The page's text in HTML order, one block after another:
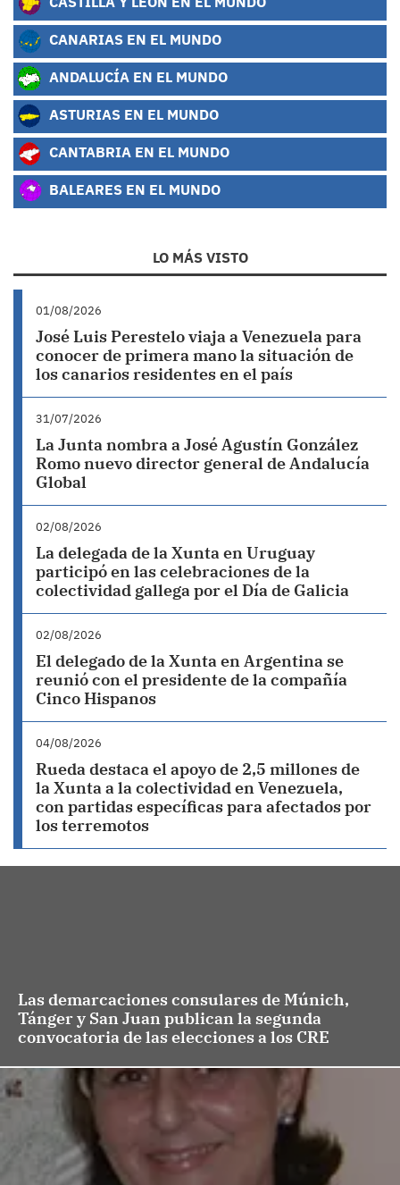
CANARIAS EN EL MUNDO
ANDALUCÍA EN EL MUNDO
ASTURIAS EN EL MUNDO
CANTABRIA EN EL MUNDO
BALEARES EN EL MUNDO
LO MÁS VISTO
01/08/2026
José Luis Perestelo viaja a Venezuela para
conocer de primera mano la situación de
los canarios residentes en el país
31/07/2026
La Junta nombra a José Agustín González
Romo nuevo director general de Andalucía
Global
02/08/2026
La delegada de la Xunta en Uruguay
participó en las celebraciones de la
colectividad gallega por el Día de Galicia
02/08/2026
El delegado de la Xunta en Argentina se
reunió con el presidente de la compañía
Cinco Hispanos
04/08/2026
Rueda destaca el apoyo de 2,5 millones de
la Xunta a la colectividad en Venezuela,
con partidas específicas para afectados por
los terremotos
Las demarcaciones consulares de Múnich,
Tánger y San Juan publican la segunda
convocatoria de las elecciones a los CRE